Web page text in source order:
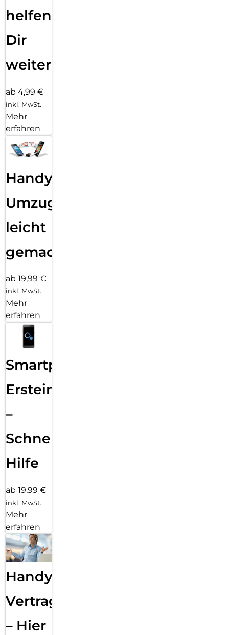
helfen
Dir
weiter
ab 4,99 €
inkl. MwSt.
Mehr
erfahren
Handy
Umzug
leicht
gemacht!
ab 19,99 €
inkl. MwSt.
Mehr
erfahren
Smartphone
Ersteinrichtung
–
Schnelle
Hilfe
ab 19,99 €
inkl. MwSt.
Mehr
erfahren
Handy
Vertragsabwicklung
– Hier